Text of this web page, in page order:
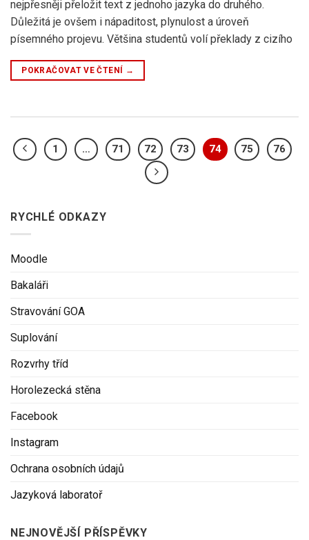
nejpřesněji přeložit text z jednoho jazyka do druhého.
Důležitá je ovšem i nápaditost, plynulost a úroveň
písemného projevu. Většina studentů volí překlady z cizího
POKRAČOVAT VE ČTENÍ →
1 … 71 72 73 74 75 76
RYCHLÉ ODKAZY
Moodle
Bakaláři
Stravování GOA
Suplování
Rozvrhy tříd
Horolezecká stěna
Facebook
Instagram
Ochrana osobních údajů
Jazyková laboratoř
NEJNOVĚJŠÍ PŘÍSPĚVKY